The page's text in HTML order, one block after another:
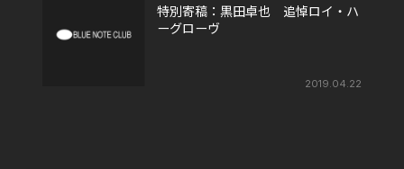
特別寄稿：黒田卓也 追悼ロイ・ハ
ーグローヴ
2019.04.22